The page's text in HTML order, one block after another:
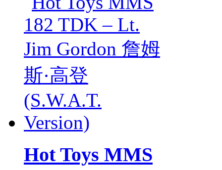
Hot Toys MMS